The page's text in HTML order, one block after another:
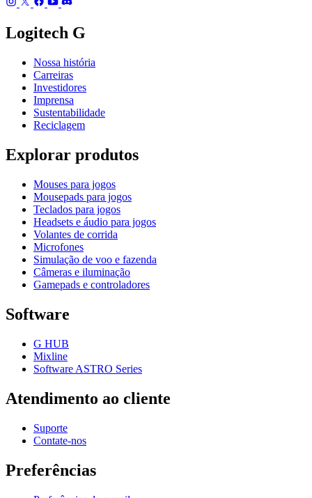
Logitech G
Nossa história
Carreiras
Investidores
Imprensa
Sustentabilidade
Reciclagem
Explorar produtos
Mouses para jogos
Mousepads para jogos
Teclados para jogos
Headsets e áudio para jogos
Volantes de corrida
Microfones
Simulação de voo e fazenda
Câmeras e iluminação
Gamepads e controladores
Software
G HUB
Mixline
Software ASTRO Series
Atendimento ao cliente
Suporte
Contate-nos
Preferências